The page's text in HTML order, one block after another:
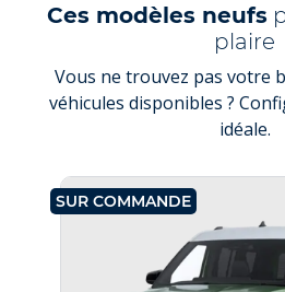
Ces modèles neufs
plaire
Vous ne trouvez pas votre
véhicules disponibles ?
idéale.
SUR COMMANDE